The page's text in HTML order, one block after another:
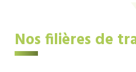
Nos filières de